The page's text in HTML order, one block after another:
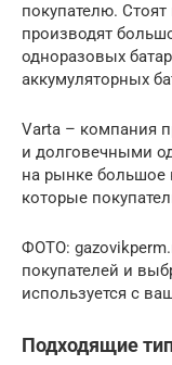
покупателю.
производят
одноразовых
аккумуляторных
Varta – компания
и долговечными
на рынке большое
которые
ФОТО:
покупателей и
используется с
Подходящие